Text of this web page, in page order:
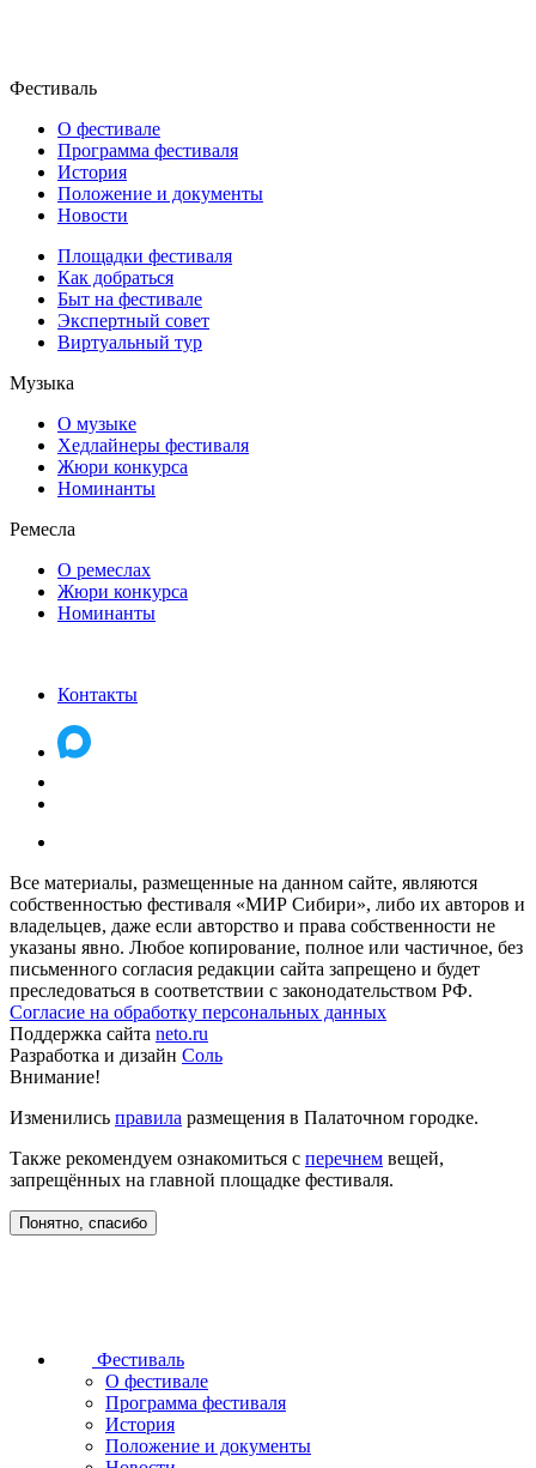
Фестиваль
О фестивале
Программа фестиваля
История
Положение и документы
Новости
Площадки фестиваля
Как добраться
Быт на фестивале
Экспертный совет
Виртуальный тур
Музыка
О музыке
Хедлайнеры фестиваля
Жюри конкурса
Номинанты
Ремесла
О ремеслах
Жюри конкурса
Номинанты
Контакты
Все материалы, размещенные на данном сайте, являются
собственностью фестиваля «МИР Сибири», либо их авторов и
владельцев, даже если авторство и права собственности не
указаны явно. Любое копирование, полное или частичное, без
письменного согласия редакции сайта запрещено и будет
преследоваться в соответствии с законодательством РФ.
Согласие на обработку персональных данных
Поддержка сайта neto.ru
Разработка и дизайн Соль
Внимание!
Изменились правила размещения в Палаточном городке.
Также рекомендуем ознакомиться с перечнем вещей,
запрещённых на главной площадке фестиваля.
Понятно, спасибо
Фестиваль
О фестивале
Программа фестиваля
История
Положение и документы